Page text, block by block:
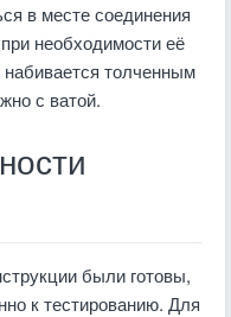
в месте соединения
необходимости её
толченным
с ватой.
были готовы,
к тестированию. Для